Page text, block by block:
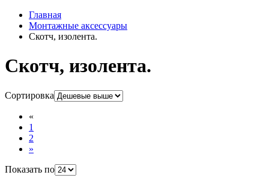
Главная
Монтажные аксессуары
Скотч, изолента.
Скотч, изолента.
Сортировка
«
1
2
»
Показать по